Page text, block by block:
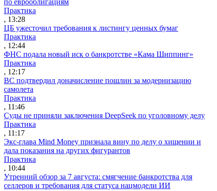
Практика
, 13:28
ЦБ ужесточил требования к листингу ценных бумаг
Практика
, 12:44
ФНС подала новый иск о банкротстве «Кама Шиппинг»
Практика
, 12:17
ВС подтвердил доначисление пошлин за модернизацию
самолета
Практика
, 11:46
Суды не приняли заключения DeepSeek по уголовному делу
Практика
, 11:17
Экс-глава Mind Money признала вину по делу о хищении и
дала показания на других фигурантов
Практика
, 10:44
Утренний обзор за 7 августа: смягчение банкротства для
селлеров и требования для статуса нацмодели ИИ